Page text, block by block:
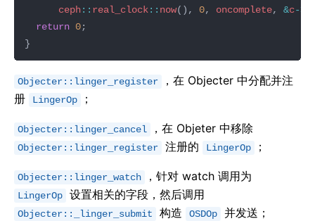
ceph:: real_clock:: now(), 0, oncomplete, &c->
return 0
Objecter::linger_register
，在 Objecter 中分配并注
册
LingerOp ；
Objecter::linger_cancel ，在 Objeter 中移除
Objecter::linger_register 注册的 LingerOp ；
Objecter::linger_watch ，针对 watch 调用为
LingerOp 设置相关的字段，然后调用
Objecter::_linger_submit 构造 OSDOp 并发送；